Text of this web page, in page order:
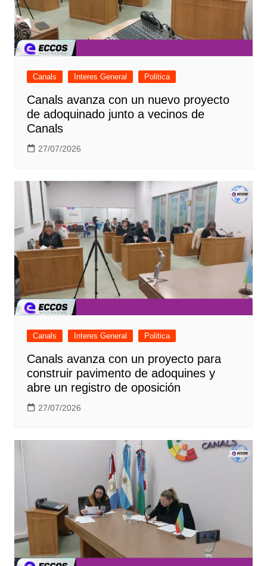
Canals Interes General Politica
Canals avanza con un nuevo proyecto
de adoquinado junto a vecinos de
Canals
27/07/2026
Canals Interes General Politica
Canals avanza con un proyecto para
construir pavimento de adoquines y
abre un registro de oposición
27/07/2026